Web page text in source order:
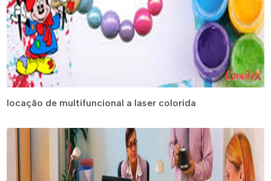
locação de multifuncional a laser colorida